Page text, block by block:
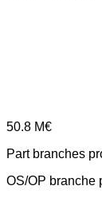
50.8 M€
Part branches
OS/OP branche